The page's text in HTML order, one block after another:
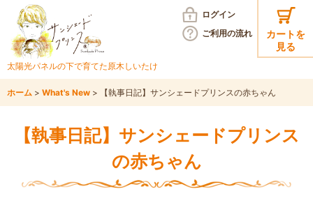
太陽光パネルの下で育てた原木しいたけ
カートを
見る
ログイン
ご利用の流れ
ホーム > What's New > 【執事日記】サンシェードプリンスの赤ちゃん
【執事日記】サンシェードプリンス
の赤ちゃん